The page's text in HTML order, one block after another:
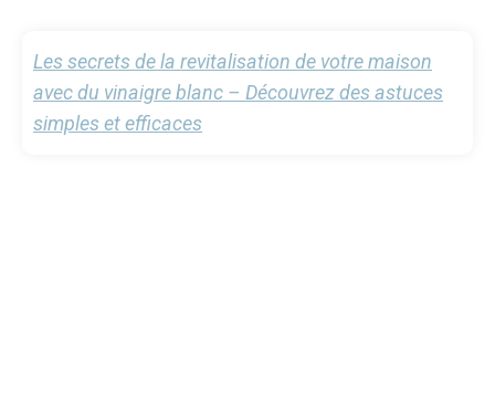
Les secrets de la revitalisation de votre maison
avec du vinaigre blanc – Découvrez des astuces
simples et efficaces